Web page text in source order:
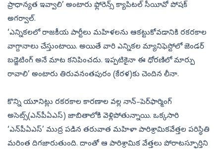
ప్రాధాన్యత ఇవ్వాలి’ అంటారు ఫ్లోరెన్స్‌ క్యాపిటల్‌ సీయీవో పోషక్‌
అగర్వాల్‌.
‘ఎన్నికలలో రాజకీయ పార్టీలు మహిళలను ఆకట్టుకోవడానికి రకరకాల
వాగ్దానాలు చేస్తుంటాయి. అయితే వారి ఎన్నికల మ్యానిఫెస్టోలో జెండర్‌
బడ్జెటింగ్‌ అనే మాట కనిపించదు. ఇప్పటికైనా ఈ ధోరణిలో మార్పు
రావాలి’ అంటారు తిరువనంతపురం (కేరళ)కు చెందిన లీనా.
కొన్ని యూనిట్లు రకరకాల కారణాల వల్ల నాన్‌–పెర్‌ఫార్మింగ్‌
అసెట్స్‌(ఎన్‌పీఏఎస్‌) జాబితాలోకి వెళ్లిపోతున్నాయి. ఒక్కసారి
‘ఎన్‌పీఏఎస్‌’ ముద్ర పడిన తరువాత మహిళా పారిశ్రామికవేత్తల పరిస్థితి
మరింత దిగజారుతుంది. దాంతో ఆ పారిశ్రామిక వేత్తలు పోరాటస్ఫూర్తిని